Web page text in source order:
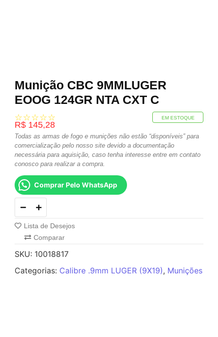
Munição CBC 9MMLUGER
EOOG 124GR NTA CXT C
☆☆☆☆☆ EM ESTOQUE
R$ 145,28
Todas as armas de fogo e munições não estão “disponíveis” para
comercialização pelo nosso site devido a documentação
necessária para aquisição, caso tenha interesse entre em contato
conosco para realizar a compra.
Comprar Pelo WhatsApp
Lista de Desejos
Comparar
SKU: 10018817
Categorias: Calibre .9mm LUGER (9X19), Munições